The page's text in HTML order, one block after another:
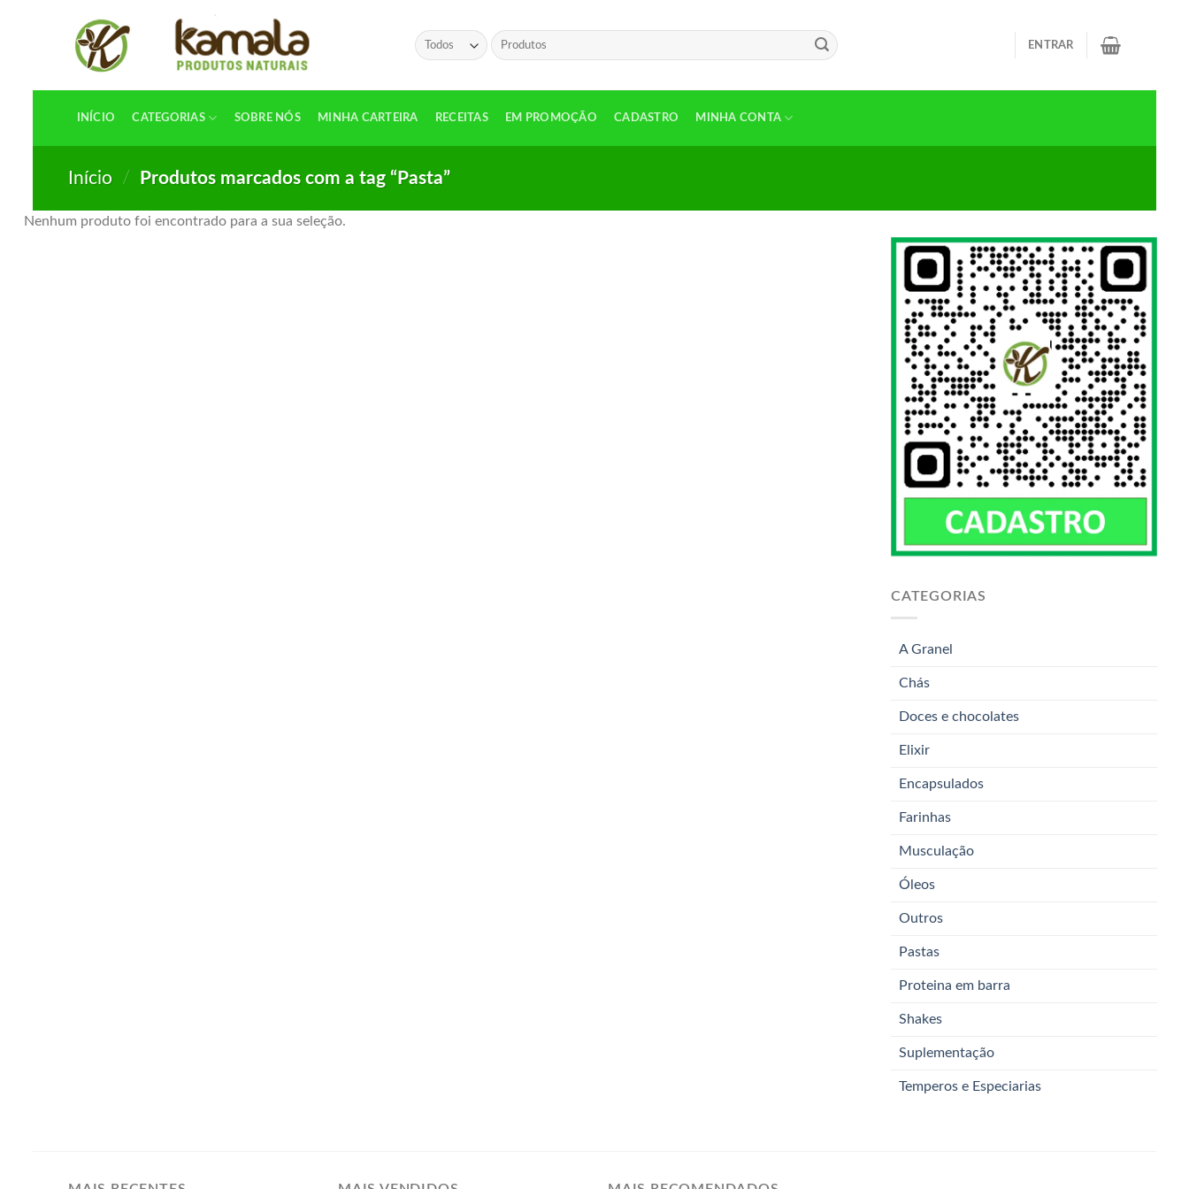
content
Pesquisar
por:
ENTRAR
INÍCIO CATEGORIAS SOBRE NÓS MINHA CARTEIRA RECEITAS EM PROMOÇÃO CADASTRO MINHA CONTA
Início / Produtos marcados com a tag “Pasta”
Nenhum produto foi encontrado para a sua seleção.
CATEGORIAS
A Granel
Chás
Doces e chocolates
Elixir
Encapsulados
Farinhas
Musculação
Óleos
Outros
Pastas
Proteina em barra
Shakes
Suplementação
Temperos e Especiarias